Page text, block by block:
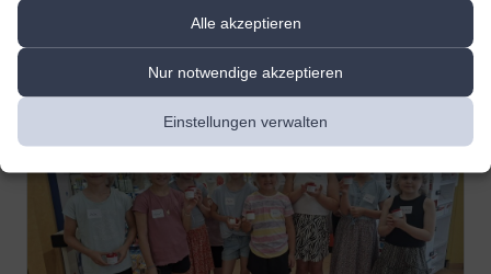
Alle akzeptieren
Nur notwendige akzeptieren
Einstellungen verwalten
Weitere Themen